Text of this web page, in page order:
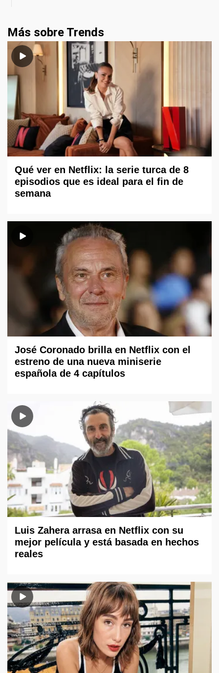
Más sobre Trends
Qué ver en Netflix: la serie turca de 8
episodios que es ideal para el fin de
semana
José Coronado brilla en Netflix con el
estreno de una nueva miniserie
española de 4 capítulos
Luis Zahera arrasa en Netflix con su
mejor película y está basada en hechos
reales